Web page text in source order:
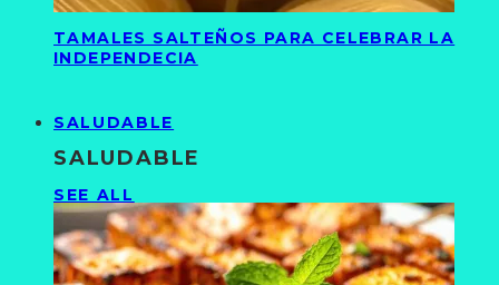
TAMALES SALTEÑOS PARA CELEBRAR LA
INDEPENDECIA
SALUDABLE
SALUDABLE
SEE ALL